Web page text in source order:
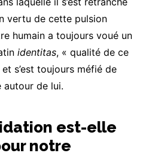
vertu de cette pulsion
humain a toujours voué un
identitas, « qualité de ce
et s’est toujours méfié de
de lui.
est-elle
notre